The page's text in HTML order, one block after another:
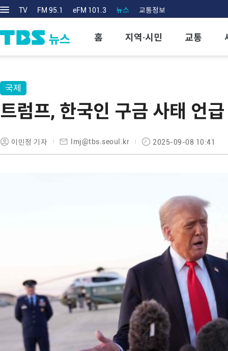
TV FM 95.1 eFM 101.3 뉴스 교통정보
홈 지역·시민 교통
국제
트럼프, 한국인 구금 사태 언
이민정 기자 lmj@tbs.seoul.kr 2025-09-08 10:41